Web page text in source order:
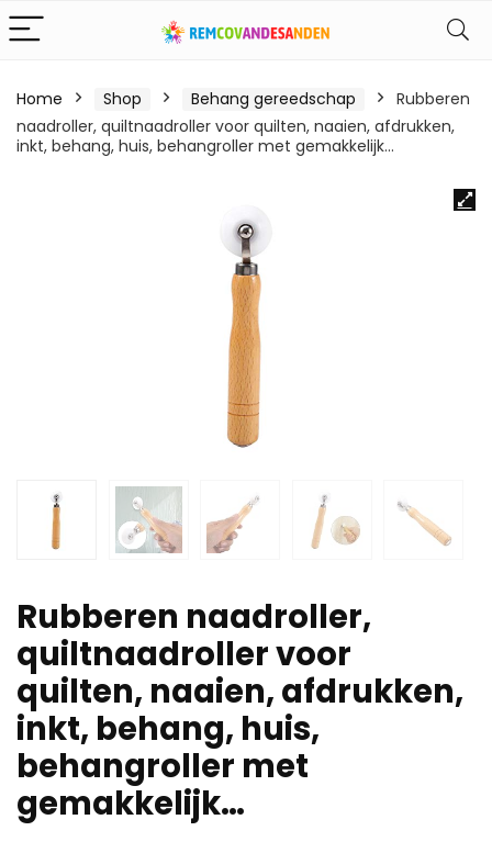
Home Shop Behang gereedschap
Rubberen
naadroller, quiltnaadroller voor quilten, naaien, afdrukken,
inkt, behang, huis, behangroller met gemakkelijk…
Rubberen naadroller,
quiltnaadroller voor
quilten, naaien, afdrukken,
inkt, behang, huis,
behangroller met
gemakkelijk…